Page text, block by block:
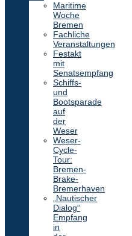
Maritime
Woche
Bremen
Fachliche
Veranstaltungen
Festakt
mit
Senatsempfang
Schiffs-
und
Bootsparade
auf
der
Weser
Weser-
Cycle-
Tour:
Bremen-
Brake-
Bremerhaven
„Nautischer
Dialog“
Empfang
in